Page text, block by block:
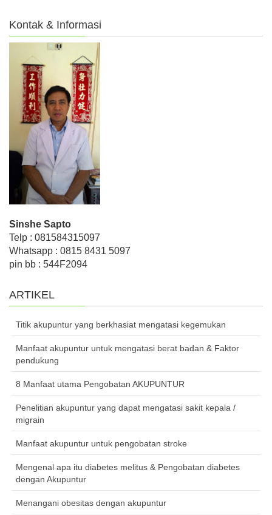
Kontak & Informasi
Sinshe Sapto
Telp : 081584315097
Whatsapp : 0815 8431 5097
pin bb : 544F2094
ARTIKEL
Titik akupuntur yang berkhasiat mengatasi kegemukan
Manfaat akupuntur untuk mengatasi berat badan & Faktor
pendukung
8 Manfaat utama Pengobatan AKUPUNTUR
Penelitian akupuntur yang dapat mengatasi sakit kepala /
migrain
Manfaat akupuntur untuk pengobatan stroke
Mengenal apa itu diabetes melitus & Pengobatan diabetes
dengan Akupuntur
Menangani obesitas dengan akupuntur